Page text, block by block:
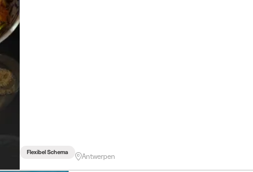
Flexibel Schema Antwerpen